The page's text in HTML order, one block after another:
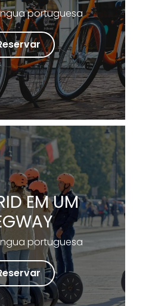
portuguesa
EM UM
portuguesa